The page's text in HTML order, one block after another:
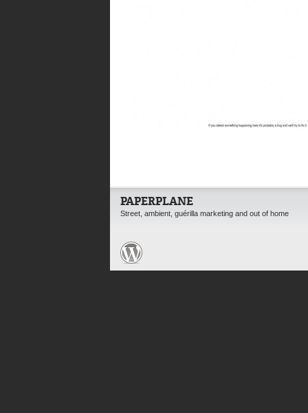
PAPERPLANE
Street, ambient, guérilla marketing and out of home